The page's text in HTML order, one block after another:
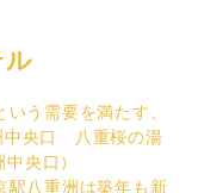
う需要を満たす、
中央口 八重桜の湯
央口）
駅八重洲は築年も新